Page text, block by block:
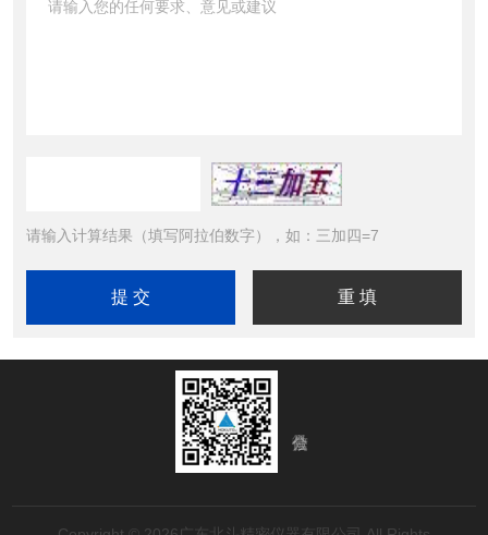
请输入计算结果（填写阿拉伯数字），如：三加四=7